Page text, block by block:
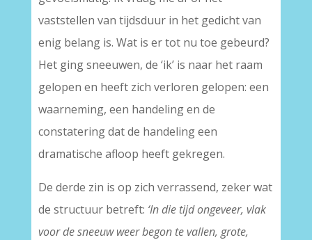
vaststellen van tijdsduur in het gedicht van
enig belang is. Wat is er tot nu toe gebeurd?
Het ging sneeuwen, de ‘ik’ is naar het raam
gelopen en heeft zich verloren gelopen: een
waarneming, een handeling en de
constatering dat de handeling een
dramatische afloop heeft gekregen.
De derde zin is op zich verrassend, zeker wat
de structuur betreft: ‘In die tijd ongeveer, vlak
voor de sneeuw weer begon te vallen, grote,